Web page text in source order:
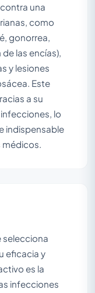
una
como
gonorrea,
las encías),
y lesiones
Este
a su
lo
indispensable
selecciona
eficacia y
es la
infecciones